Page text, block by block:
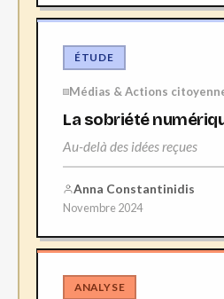
ÉTUDE
Médias & Actions
La sobriété
Au-delà des idées reçues
Anna Constantinidis
Novembre 2024
ANALYSE